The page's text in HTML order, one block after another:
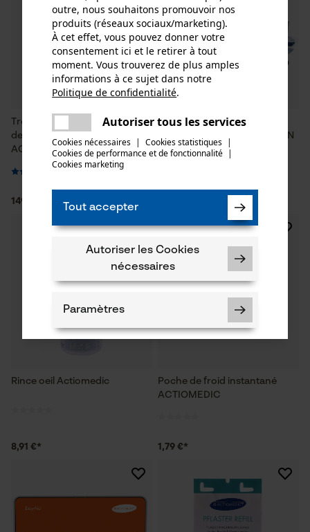
Trousse de secours/trousse
de premiers soins
ACTIOMEDIC Multi
149,89 €*
Remplissage matériel de
pansement ACTIOMEDIC DIN
13157
Rince oeil Actiomedic
8,91 €*
Poche de froid instantané
ACTIOMEDIC
1,79 €*
outre, nous souhaitons promouvoir nos
produits (réseaux sociaux/marketing).
À cet effet, vous pouvez donner votre
consentement ici et le retirer à tout
moment. Vous trouverez de plus amples
informations à ce sujet dans notre
Politique de confidentialité.
Autoriser tous les services
Cookies nécessaires | Cookies statistiques |
Cookies de performance et de fonctionnalité |
Cookies marketing
Tout accepter
Autoriser les Cookies
nécessaires
Paramètres
Cookies nécessaires
Vérifier linstallation de cookies
ID de session
Sauvegarder les préférences
pour traitement des données
Une erreur s'est produite. Veuillez
essayer encore.
partager
partager
mail